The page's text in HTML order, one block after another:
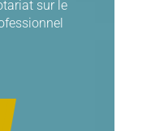
sur le